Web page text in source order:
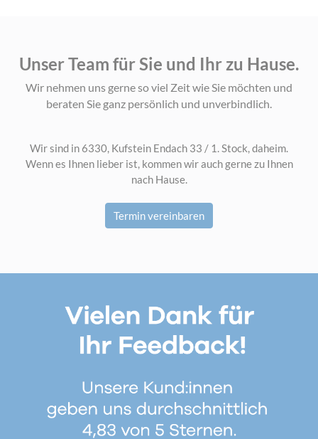
Unser Team für Sie und Ihr zu Hause.
Wir nehmen uns gerne so viel Zeit wie Sie möchten und
beraten Sie ganz persönlich und unverbindlich.
Wir sind in 6330, Kufstein Endach 33 / 1. Stock, daheim.
Wenn es Ihnen lieber ist, kommen wir auch gerne zu Ihnen
nach Hause.
Termin vereinbaren